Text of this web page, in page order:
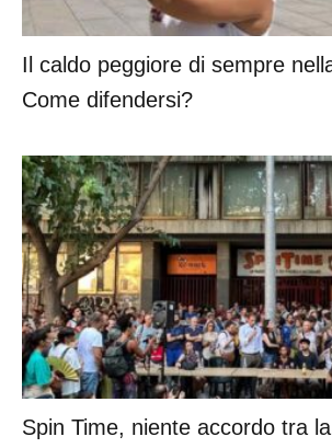
Il caldo peggiore di sempre
Come difendersi?
Spin Time, niente accordo tra